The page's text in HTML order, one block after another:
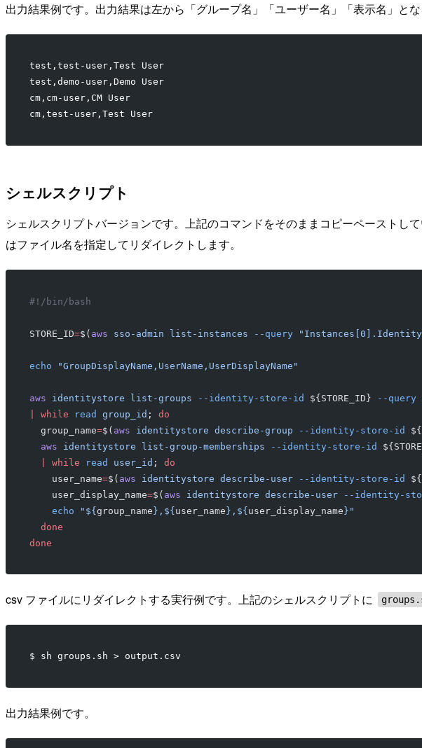
出力結果例です。出力結果は左から「グループ名」「ユーザー名」「表示名」と
test,test-user,Test User
test,demo-user,Demo User
cm,cm-user,CM User
cm,test-user,Test User
シェルスクリプト
シェルスクリプトバージョンです。上記のコマンドをそのままコピーペースト
はファイル名を指定してリダイレクトします。
#!/bin/bash
STORE_ID=$( aws sso-admin list-instances --query
echo "GroupDisplayName,UserName,UserDisplayName"
aws identitystore list-groups --identity-store-id ${STORE_ID} --query
while read group_id ; do
  group_name
=$( aws identitystore describe-group --identity-store-id
  aws
identitystore list-group-memberships --identity-store-id
while read user_id ; do
    user_name
=$( aws identitystore describe-user --identity-store-id
    user_display_name
=$( aws identitystore describe-user --identity-
    echo
"${group_name},${user_name},${user_display_name}"
  done
done
csv ファイルにリダイレクトする実行例です。上記のシェルスクリプトに
$ sh groups.sh > output.csv
出力結果例です。